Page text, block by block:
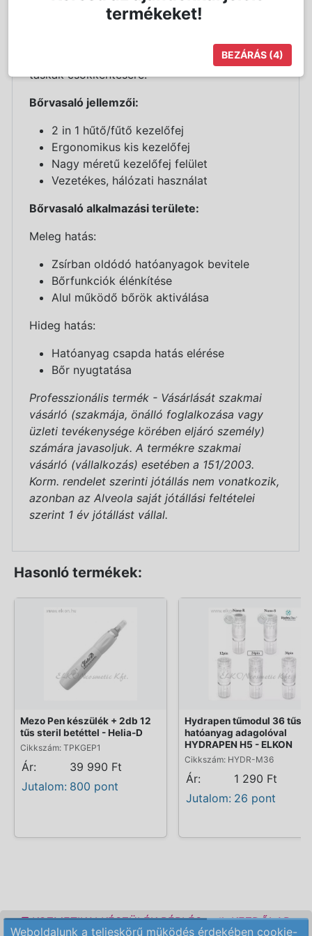
„hatóanyag csapda” effektusnak köszönhetően
a bőrben maradnak és ott tartósan fejthetik ki
hatásukat. A hideg ideális továbbá a gyulladt
bőrök megnyugtatására, a szem alatti ödémás
táskák csökkentésére.
Bőrvasaló jellemzői:
2 in 1 hűtő/fűtő kezelőfej
Ergonomikus kis kezelőfej
Nagy méretű kezelőfej felület
Vezetékes, hálózati használat
Bőrvasaló alkalmazási területe:
Meleg hatás:
Zsírban oldódó hatóanyagok bevitele
Bőrfunkciók élénkítése
Alul működő bőrök aktiválása
Hideg hatás:
Hatóanyag csapda hatás elérése
Bőr nyugtatása
Professzionális termék - Vásárlását szakmai
vásárló (szakmája, önálló foglalkozása vagy
üzleti tevékenysége körében eljáró személy)
számára javasoljuk. A termékre szakmai
vásárló (vállalkozás) esetében a 151/2003.
Korm. rendelet szerinti jótállás nem vonatkozik,
azonban az Alveola saját jótállási feltételei
szerint 1 év jótállást vállal.
Hasonló termékek:
Mezo Pen készülék + 2db 12
tűs steril betéttel - Helia-D
Cikkszám: TPKGEP1
Ár:
39 990 Ft
Jutalom: 800 pont
Hydrapen tűmodul 36 tűs
hatóanyag adagolóval
HYDRAPEN H5 - ELKON
Cikkszám: HYDR-M36
Ár:
1 290 Ft
Jutalom: 26 pont
KOZMETIKAI KÉSZÜLÉK BÉRLÉS KEZDŐLAP
Weboldalunk a teljeskörű müködés érdekében cookie-
termékeket!
BEZÁRÁS (4)